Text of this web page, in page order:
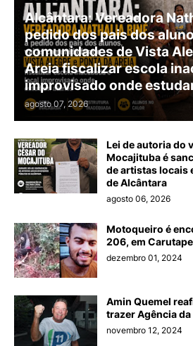
Alcântara: Vereadora
pedido dos pais dos
comunidades de Vista
Areia fiscalizar escola
improvisado onde
agosto 07, 2026
Lei de autoria do
Mocajituba é
de artistas locais
de Alcântara
agosto 06, 2026
Motoqueiro é
206, em
dezembro 01, 2024
Amin Quemel
trazer Agência
novembro 12, 2024